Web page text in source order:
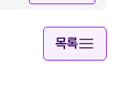
목록